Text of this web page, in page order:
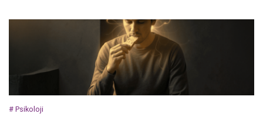
# Psikoloji